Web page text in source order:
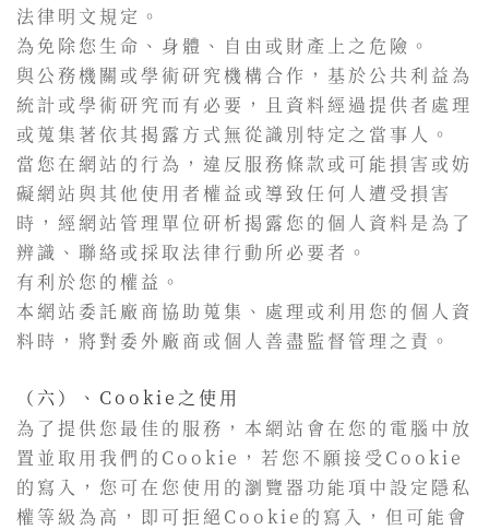
法律明文規定。
為免除您生命、身體、自由或財產上之危險。
與公務機關或學術研究機構合作，基於公共利益為
統計或學術研究而有必要，且資料經過提供者處理
或蒐集著依其揭露方式無從識別特定之當事人。
當您在網站的行為，違反服務條款或可能損害或妨
礙網站與其他使用者權益或導致任何人遭受損害
時，經網站管理單位研析揭露您的個人資料是為了
辨識、聯絡或採取法律行動所必要者。
有利於您的權益。
本網站委託廠商協助蒐集、處理或利用您的個人資
料時，將對委外廠商或個人善盡監督管理之責。
（六）、Cookie之使用
為了提供您最佳的服務，本網站會在您的電腦中放
置並取用我們的Cookie，若您不願接受Cookie
的寫入，您可在您使用的瀏覽器功能項中設定隱私
權等級為高，即可拒絕Cookie的寫入，但可能會